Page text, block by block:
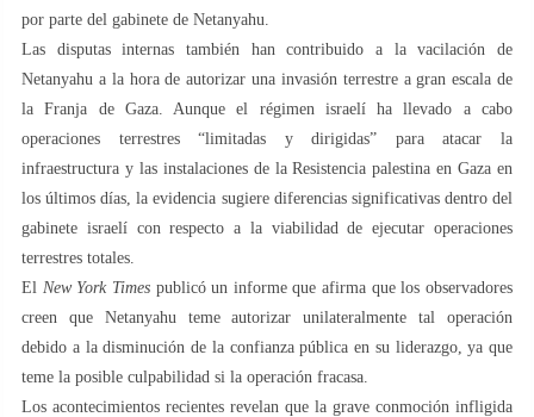
por parte del gabinete de Netanyahu.
Las disputas internas también han contribuido a la vacilación de
Netanyahu a la hora de autorizar una invasión terrestre a gran escala de
la Franja de Gaza. Aunque el régimen israelí ha llevado a cabo
operaciones terrestres “limitadas y dirigidas” para atacar la
infraestructura y las instalaciones de la Resistencia palestina en Gaza en
los últimos días, la evidencia sugiere diferencias significativas dentro del
gabinete israelí con respecto a la viabilidad de ejecutar operaciones
terrestres totales.
El New York Timespublicó un informe que afirma que los observadores
creen que Netanyahu teme autorizar unilateralmente tal operación
debido a la disminución de la confianza pública en su liderazgo, ya que
teme la posible culpabilidad si la operación fracasa.
Los acontecimientos recientes revelan que la grave conmoción infligida